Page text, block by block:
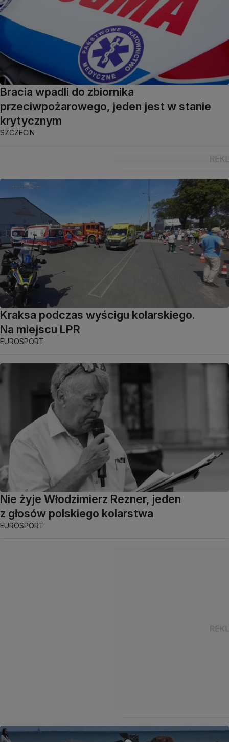
Bracia wpadli do zbiornika
przeciwpożarowego, jeden jest w stanie
krytycznym
SZCZECIN
Kraksa podczas wyścigu kolarskiego.
Na miejscu LPR
EUROSPORT
Nie żyje Włodzimierz Rezner, jeden
z głosów polskiego kolarstwa
EUROSPORT